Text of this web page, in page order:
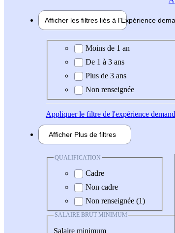
Afficher les filtres liés à l'Expérience
Expérience demandée
Moins de 1 an
De 1 à 3 ans
Plus de 3 ans
Non renseignée
Appliquerle filtre de l'expérience
Afficher Plus de filtres
QUALIFICATION
Cadre
Non cadre
Non renseignée (1)
SALAIRE BRUT MINIMUM
Salaire minimum